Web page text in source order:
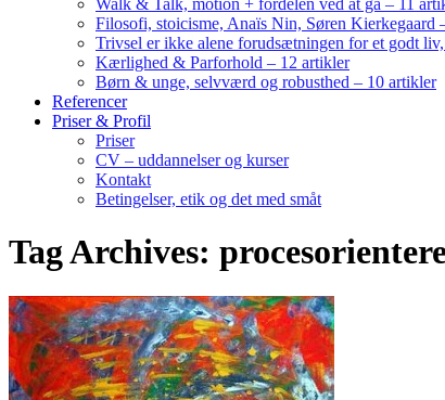
Walk & Talk, motion + fordelen ved at gå – 11
Filosofi, stoicisme, Anaïs Nin, Søren Kierkegaard
Trivsel er ikke alene forudsætningen for et godt
Kærlighed & Parforhold – 12 artikler
Børn & unge, selvværd og robusthed – 10 artikler
Referencer
Priser & Profil
Priser
CV – uddannelser og kurser
Kontakt
Betingelser, etik og det med småt
Tag Archives: